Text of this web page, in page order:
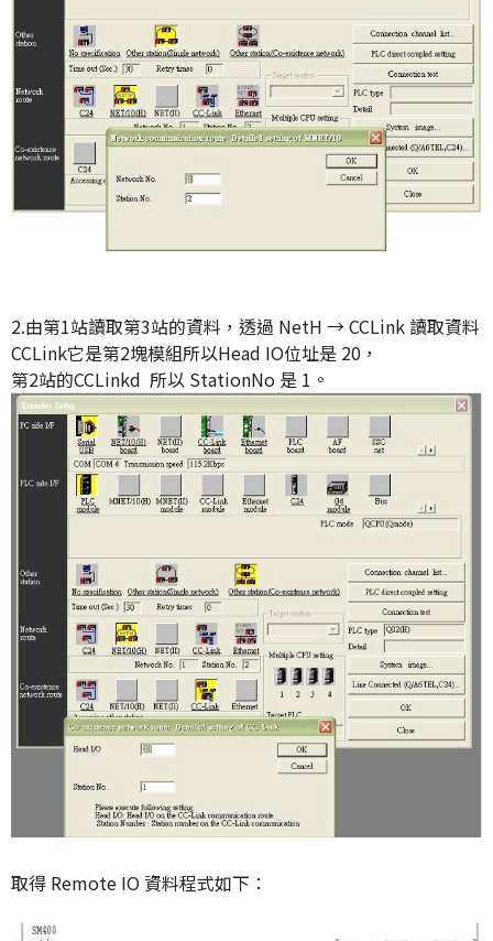
2.由第1站讀取第3站的資料，透過 NetH → CCLink 讀取資料
CCLink它是第2塊模組所以Head IO位址是 20，
第2站的CCLinkd 所以 StationNo 是 1。
取得 Remote IO 資料程式如下：